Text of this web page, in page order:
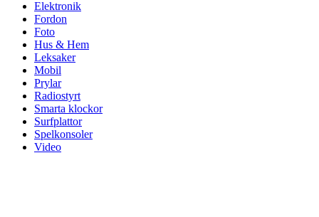
Elektronik
Fordon
Foto
Hus & Hem
Leksaker
Mobil
Prylar
Radiostyrt
Smarta klockor
Surfplattor
Spelkonsoler
Video